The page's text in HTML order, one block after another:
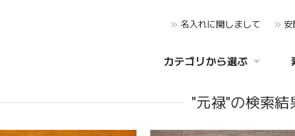
名入れに関しまして 安
カテゴリから選ぶ
"元禄"の検索結